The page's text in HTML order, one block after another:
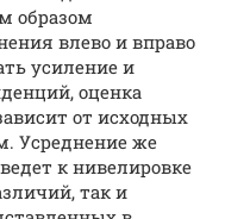
образом
влево и вправо
усиление и
оценка
от исходных
Усреднение же
к нивелировке
так и